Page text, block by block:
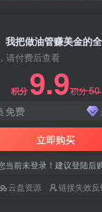
请付费后查看
积分 9.9积分50
免费
立即购买
当前未登录！建议登陆后
云盘资源
链接失效